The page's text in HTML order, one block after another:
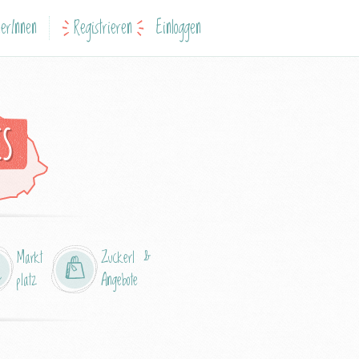
Registrieren Einloggen
Markt
platz
Zuckerl &
Angebote